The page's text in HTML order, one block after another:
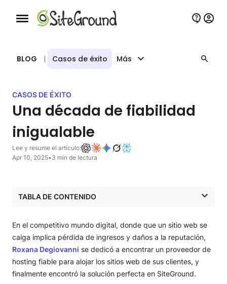
Botón de navegación móvil
BLOG | Casos de éxito Más
CASOS DE ÉXITO
Una década de fiabilidad
inigualable
Lee y resume el articulo:
Apr 10, 2025•3 min de lectura
TABLA DE CONTENIDO
Descubriendo SiteGround
Una década de fiabilidad inigualable
Cómo las herramientas adecuadas transformaron el flujo
de trabajo de Roxana
Más allá del hosting: Conocimiento que empodera
Un plan para crecer
En el competitivo mundo digital, donde que un sitio web se
caiga implica pérdida de ingresos y daños a la reputación,
Roxana Degiovanni se dedicó a encontrar un proveedor de
hosting fiable para alojar los sitios web de sus clientes, y
finalmente encontró la solución perfecta en SiteGround.